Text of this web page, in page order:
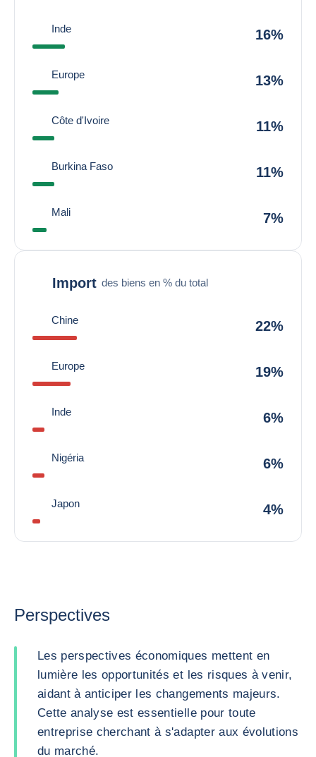
Inde 16%
Europe 13%
Côte d'Ivoire 11%
Burkina Faso 11%
Mali 7%
Import des biens en % du total
Chine 22%
Europe 19%
Inde 6%
Nigéria 6%
Japon 4%
Perspectives
Les perspectives économiques mettent en
lumière les opportunités et les risques à venir,
aidant à anticiper les changements majeurs.
Cette analyse est essentielle pour toute
entreprise cherchant à s'adapter aux évolutions
du marché.